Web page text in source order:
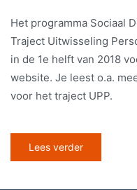
Het programma Sociaal
Traject Uitwisseling
in de 1e helft van 2018
website. Je leest o.a.
voor het traject UPP.
Lees verder